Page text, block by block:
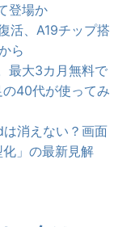
登場か
活、A19チップ搭
ら
最大3カ月無料で
40代が使ってみ
消えない？画面
」の最新見解